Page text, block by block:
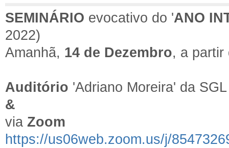
SEMINÁRIO evocativo do 'ANO
2022)
Amanhã, 14 de Dezembro, a
Auditório 'Adriano Moreira' da SGL
&
via Zoom
https://us06web.zoom.us/j/